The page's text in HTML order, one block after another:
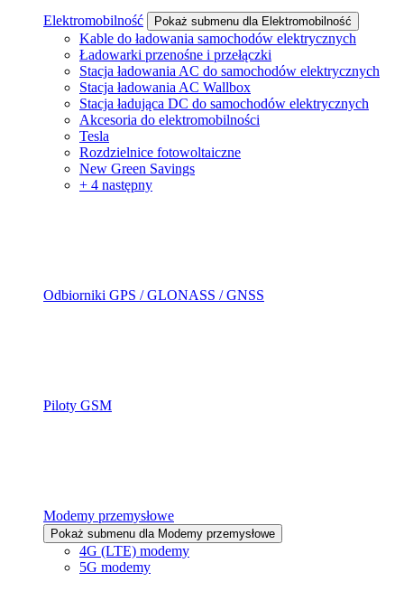
Elektromobilność Pokaż submenu dla Elektromobilność
Kable do ładowania samochodów elektrycznych
Ładowarki przenośne i przełączki
Stacja ładowania AC do samochodów elektrycznych
Stacja ładowania AC Wallbox
Stacja ładująca DC do samochodów elektrycznych
Akcesoria do elektromobilności
Tesla
Rozdzielnice fotowoltaiczne
New Green Savings
+ 4 następny
Odbiorniki GPS / GLONASS / GNSS
Piloty GSM
Modemy przemysłowe
Pokaż submenu dla Modemy przemysłowe
4G (LTE) modemy
5G modemy